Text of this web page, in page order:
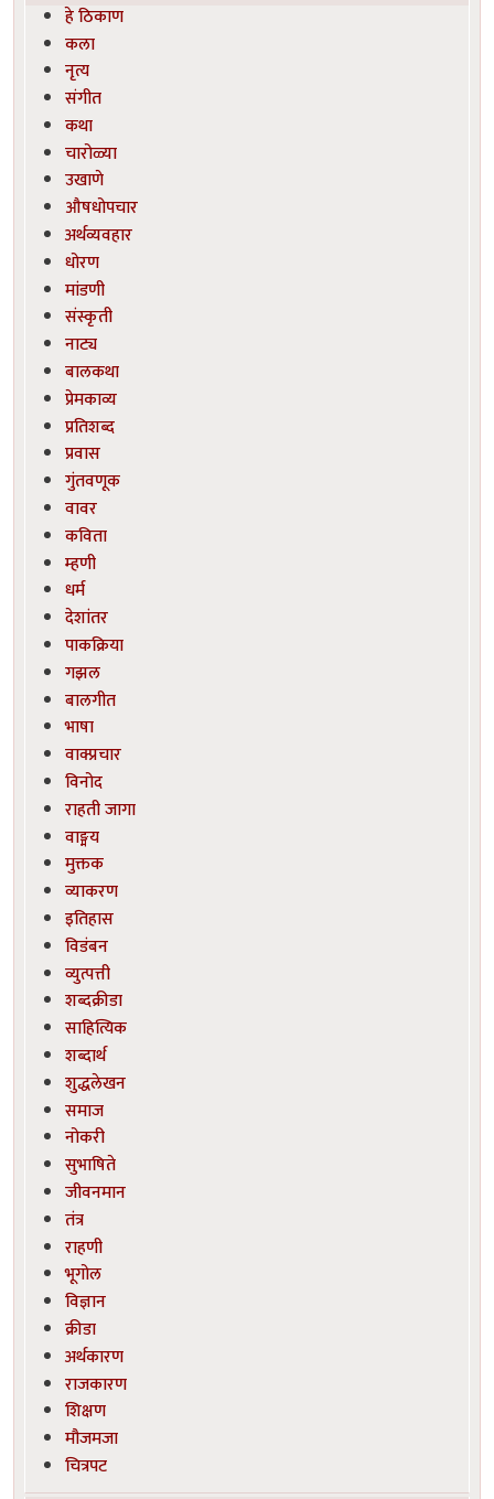
हे ठिकाण
कला
नृत्य
संगीत
कथा
चारोळ्या
उखाणे
औषधोपचार
अर्थव्यवहार
धोरण
मांडणी
संस्कृती
नाट्य
बालकथा
प्रेमकाव्य
प्रतिशब्द
प्रवास
गुंतवणूक
वावर
कविता
म्हणी
धर्म
देशांतर
पाकक्रिया
गझल
बालगीत
भाषा
वाक्प्रचार
विनोद
राहती जागा
वाङ्मय
मुक्तक
व्याकरण
इतिहास
विडंबन
व्युत्पत्ती
शब्दक्रीडा
साहित्यिक
शब्दार्थ
शुद्धलेखन
समाज
नोकरी
सुभाषिते
जीवनमान
तंत्र
राहणी
भूगोल
विज्ञान
क्रीडा
अर्थकारण
राजकारण
शिक्षण
मौजमजा
चित्रपट